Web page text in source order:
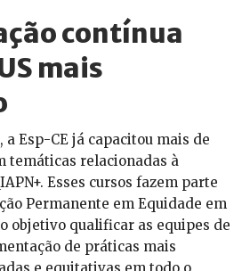
contínua
mais
a Esp-CE já capacitou mais de
temáticas relacionadas à
Esses cursos fazem parte
Permanente em Equidade em
objetivo qualificar as equipes de
de práticas mais